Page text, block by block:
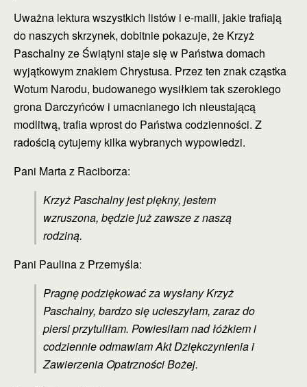
Uważna lektura wszystkich listów i e-maili, jakie trafiają
do naszych skrzynek, dobitnie pokazuje, że Krzyż
Paschalny ze Świątyni staje się w Państwa domach
wyjątkowym znakiem Chrystusa. Przez ten znak cząstka
Wotum Narodu, budowanego wysiłkiem tak szerokiego
grona Darczyńców i umacnianego ich nieustającą
modlitwą, trafia wprost do Państwa codzienności. Z
radością cytujemy kilka wybranych wypowiedzi.
Pani Marta z Raciborza:
Krzyż Paschalny jest piękny, jestem
wzruszona, będzie już zawsze z naszą
rodziną.
Pani Paulina z Przemyśla:
Pragnę podziękować za wysłany Krzyż
Paschalny, bardzo się ucieszyłam, zaraz do
piersi przytuliłam. Powiesiłam nad łóżkiem i
codziennie odmawiam Akt Dziękczynienia i
Zawierzenia Opatrzności Bożej.